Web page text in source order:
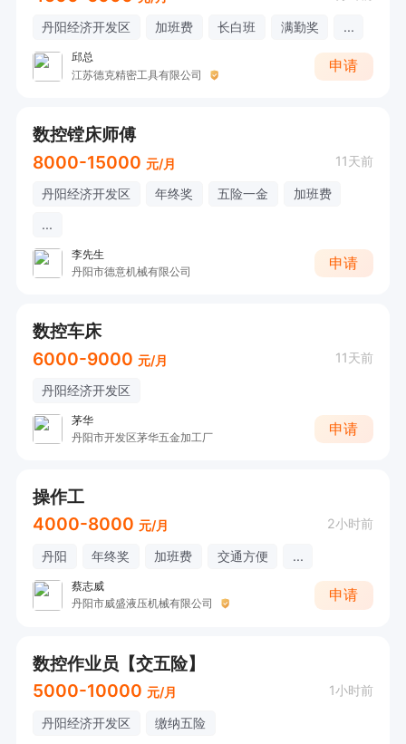
丹阳经济开发区 加班费 长白班 满勤奖 ...
邱总
江苏德克精密工具有限公司
申请
数控镗床师傅
8000-15000 元/月 11天前
丹阳经济开发区 年终奖 五险一金
加班费
...
李先生
丹阳市德意机械有限公司
申请
数控车床
6000-9000 元/月 11天前
丹阳经济开发区
茅华
丹阳市开发区茅华五金加工厂
申请
操作工
4000-8000 元/月 2小时前
丹阳 年终奖 加班费 交通方便 ...
蔡志威
丹阳市威盛液压机械有限公司
申请
数控作业员【交五险】
5000-10000 元/月 1小时前
丹阳经济开发区 缴纳五险